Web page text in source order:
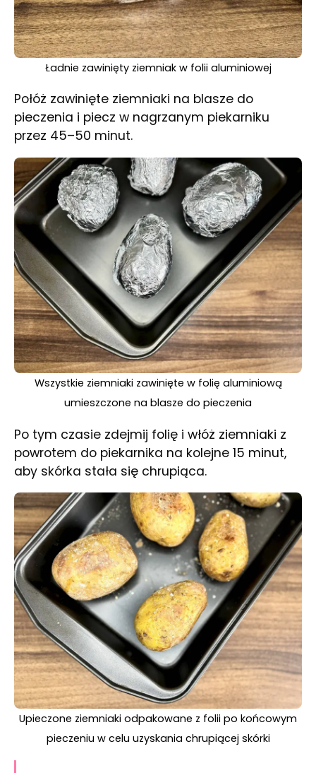
Ładnie zawinięty ziemniak w folii aluminiowej
Połóż zawinięte ziemniaki na blasze do
pieczenia i piecz w nagrzanym piekarniku
przez 45–50 minut.
Wszystkie ziemniaki zawinięte w folię aluminiową
umieszczone na blasze do pieczenia
Po tym czasie zdejmij folię i włóż ziemniaki z
powrotem do piekarnika na kolejne 15 minut,
aby skórka stała się chrupiąca.
Upieczone ziemniaki odpakowane z folii po końcowym
pieczeniu w celu uzyskania chrupiącej skórki